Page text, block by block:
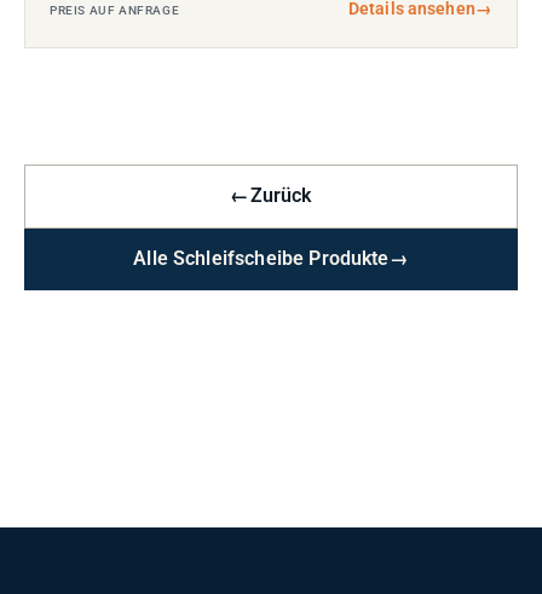
PREIS AUF ANFRAGE Details ansehen→
←Zurück
Alle Schleifscheibe Produkte→